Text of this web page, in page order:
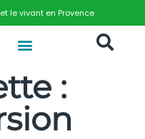
le vivant en Provence
: